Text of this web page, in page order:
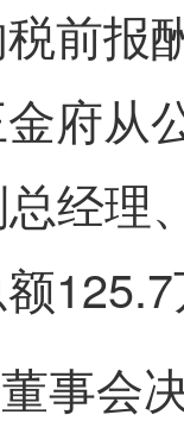
前报
府从
经理
事会